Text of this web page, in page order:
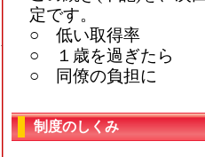
定です。
○ 低い取得率
○ １歳を過ぎたら
○ 同僚の負担に
制度のしくみ